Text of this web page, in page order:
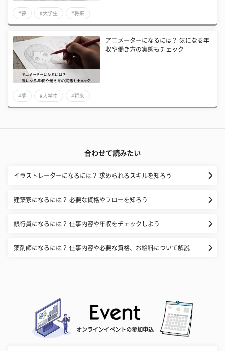
#夢 #大学生 #将来
アニメーターになるには？ 気になる年
収や働き方の実態もチェック
#夢 #大学生 #将来
合わせて読みたい
イラストレーターになるには？ 求められるスキルを知ろう
建築家になるには？ 必要な資格やフローを知ろう
銀行員になるには？ 仕事内容や年収をチェックしよう
薬剤師になるには？ 仕事内容や必要な資格、お給料について解説
オンラインイベントの参加申込